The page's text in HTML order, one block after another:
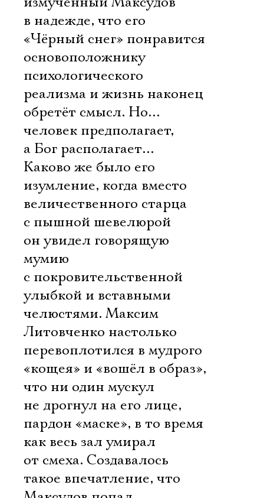
в надежде, что его
«Чёрный снег» понравится
основоположнику
психологического
реализма и жизнь наконец
обретёт смысл. Но…
человек предполагает,
а Бог располагает…
Каково же было его
изумление, когда вместо
величественного старца
с пышной шевелюрой
он увидел говорящую
мумию
с покровительственной
улыбкой и вставными
челюстями. Максим
Литовченко настолько
перевоплотился в мудрого
«кощея» и «вошёл в образ»,
что ни один мускул
не дрогнул на его лице,
пардон «маске», в то время
как весь зал умирал
от смеха. Создавалось
такое впечатление, что